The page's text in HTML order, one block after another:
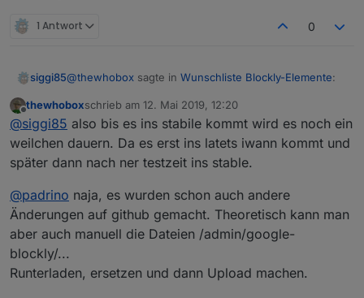
1 Antwort 0
siggi85@thewhobox sagte in Wunschliste Blockly-Elemente:
@siggi85also der pull Request würde
angenommen.
Wann es eine neue Version vom Javascript
Adapter gibt weis ich nicht.
Beim Javascript Adapter bin ich nicht so
experimentierfreudig wie bei anderen, weil sehr viele
Testsystem habe ich noch nicht, daher möchte ich hier
nur die offiziellen Repos nutzen. 🤪
Danke für die Info! 👍
Offline
thewhoboxschrieb am 12. Mai 2019, 12:20
zuletzt editiert von
@siggi85 also bis es ins stabile kommt wird es noch ein
weilchen dauern. Da es erst ins latets iwann kommt und
später dann nach ner testzeit ins stable.
@padrino naja, es wurden schon auch andere
Änderungen auf github gemacht. Theoretisch kann man
aber auch manuell die Dateien /admin/google-
blockly/...
Runterladen, ersetzen und dann Upload machen.